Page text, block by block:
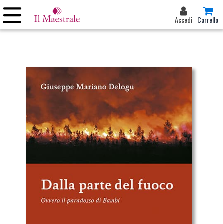
Accedi Carrello